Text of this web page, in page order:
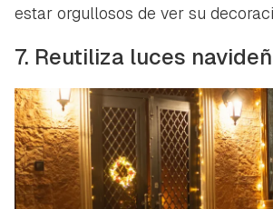
estar orgullosos de ver su
7. Reutiliza luces